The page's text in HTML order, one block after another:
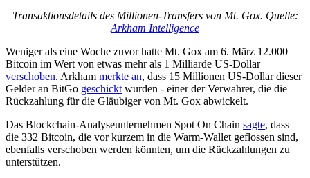
Transaktionsdetails des Millionen-Transfers von Mt. Gox. Quelle:
Arkham Intelligence
Weniger als eine Woche zuvor hatte Mt. Gox am 6. März 12.000
Bitcoin im Wert von etwas mehr als 1 Milliarde US-Dollar
verschoben. Arkham merkte an, dass 15 Millionen US-Dollar dieser
Gelder an BitGo geschickt wurden - einer der Verwahrer, die die
Rückzahlung für die Gläubiger von Mt. Gox abwickelt.
Das Blockchain-Analyseunternehmen Spot On Chain sagte, dass
die 332 Bitcoin, die vor kurzem in die Warm-Wallet geflossen sind,
ebenfalls verschoben werden könnten, um die Rückzahlungen zu
unterstützen.